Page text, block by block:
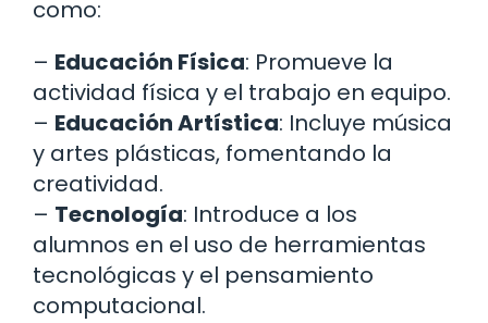
como:
– Educación Física: Promueve la
actividad física y el trabajo en equipo.
– Educación Artística: Incluye música
y artes plásticas, fomentando la
creatividad.
– Tecnología: Introduce a los
alumnos en el uso de herramientas
tecnológicas y el pensamiento
computacional.